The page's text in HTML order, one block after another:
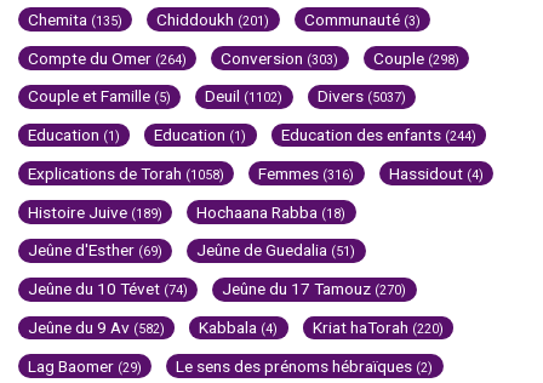
Chemita (135) Chiddoukh (201) Communauté (3)
Compte du Omer (264) Conversion (303) Couple (298)
Couple et Famille (5) Deuil (1102) Divers (5037)
Education (1) Education (1) Education des enfants (244)
Explications de Torah (1058) Femmes (316) Hassidout (4)
Histoire Juive (189) Hochaana Rabba (18)
Jeûne d'Esther (69) Jeûne de Guedalia (51)
Jeûne du 10 Tévet (74) Jeûne du 17 Tamouz (270)
Jeûne du 9 Av (582) Kabbala (4) Kriat haTorah (220)
Lag Baomer (29) Le sens des prénoms hébraïques (2)